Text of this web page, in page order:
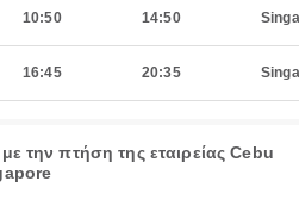
10:50 14:50
16:45 20:35
την πτήση της εταιρείας Cebu